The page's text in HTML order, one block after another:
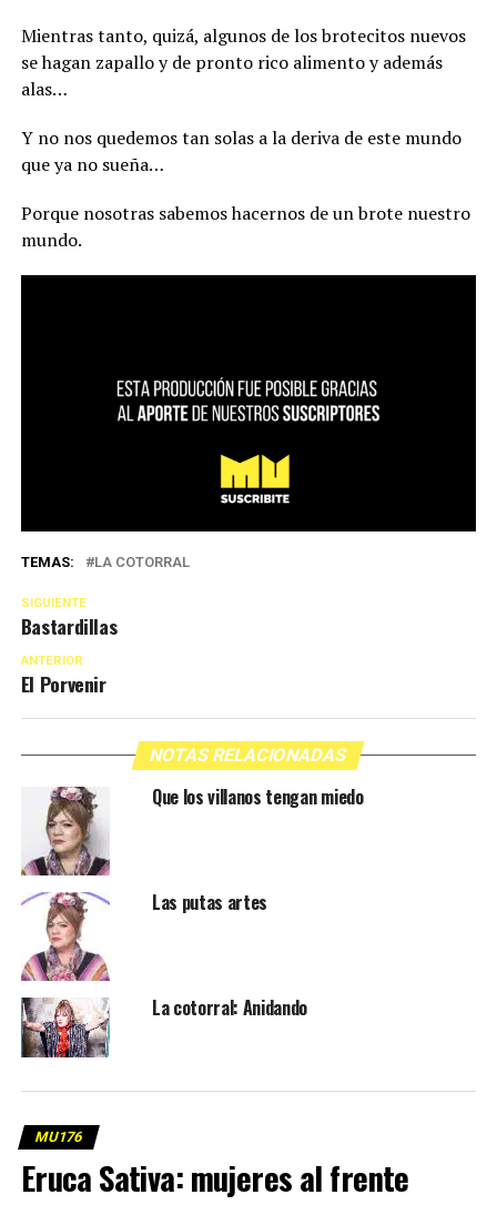
Mientras tanto, quizá, algunos de los brotecitos nuevos
se hagan zapallo y de pronto rico alimento y además
alas…
Y no nos quedemos tan solas a la deriva de este mundo
que ya no sueña…
Porque nosotras sabemos hacernos de un brote nuestro
mundo.
TEMAS: LA COTORRAL
SIGUIENTE
Bastardillas
ANTERIOR
El Porvenir
NOTAS RELACIONADAS
Que los villanos tengan miedo
Las putas artes
La cotorral: Anidando
MU176
Eruca Sativa: mujeres al frente